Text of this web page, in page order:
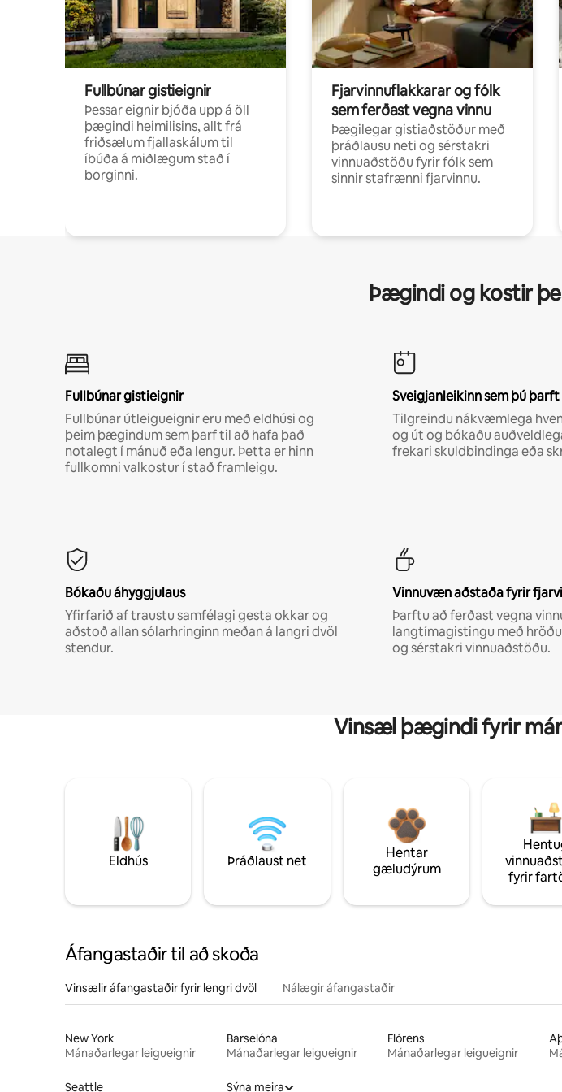
Fullbúnar gistieignir
Þessar eignir bjóða upp á öll
þægindi heimilisins, allt frá
friðsælum fjallaskálum til
íbúða á miðlægum stað í
borginni.
Fjarvinnuflakkarar og fólk
sem ferðast vegna vinnu
Þægilegar gistiaðstöður með
þráðlausu neti og sérstakri
vinnuaðstöðu fyrir fólk sem
sinnir stafrænni fjarvinnu.
Þægindi og kostir
Fullbúnar gistieignir
Fullbúnar útleigueignir eru með eldhúsi og
þeim þægindum sem þarf til að hafa það
notalegt í mánuð eða lengur. Þetta er hinn
fullkomni valkostur í stað framleigu.
Sveigjanleikinn sem þú þarft
Tilgreindu nákvæmlega
og út og bókaðu
frekari skuldbindinga eða
Bókaðu áhyggjulaus
Yfirfarið af traustu samfélagi gesta okkar og
aðstoð allan sólarhringinn meðan á langri dvöl
stendur.
Vinnuvæn aðstaða fyrir
Þarftu að ferðast vegna
langtímagistingu með
og sérstakri vinnuaðstöðu.
Vinsæl þægindi fyrir
Eldhús Þráðlaust net
Hentar
gæludýrum
fyrir
Áfangastaðir til að skoða
Vinsælir áfangastaðir fyrir lengri dvöl Nálægir áfangastaðir
New York
Mánaðarlegar leigueignir
Barselóna
Mánaðarlegar leigueignir
Flórens
Mánaðarlegar leigueignir
Seattle Sýna meira